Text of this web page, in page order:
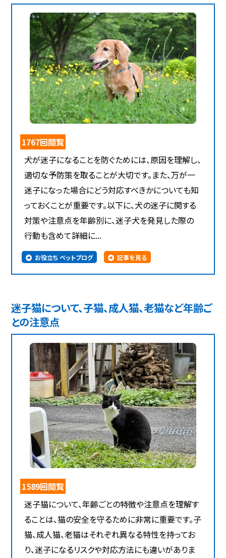
1767回閲覧
犬が迷子になることを防ぐためには、原因を理解し、
適切な予防策を取ることが大切です。また、万が一
迷子になった場合にどう対応すべきかについても知
っておくことが重要です。以下に、犬の迷子に関する
対策や注意点を年齢別に、迷子犬を発見した際の
行動も含めて詳細に...
お役立ち ペットブログ 記事を見る
迷子猫について、子猫、成人猫、老猫など年齢ご
との注意点
1589回閲覧
迷子猫について、年齢ごとの特徴や注意点を理解す
ることは、猫の安全を守るために非常に重要です。子
猫、成人猫、老猫はそれぞれ異なる特性を持ってお
り、迷子になるリスクや対応方法にも違いがありま